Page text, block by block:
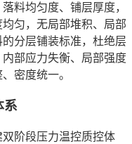
料均匀度、铺层厚度，
匀，无局部堆积、局部
分层铺装标准，杜绝层
部应力失衡、局部强度
密度统一。
系
阶段压力温控质控体